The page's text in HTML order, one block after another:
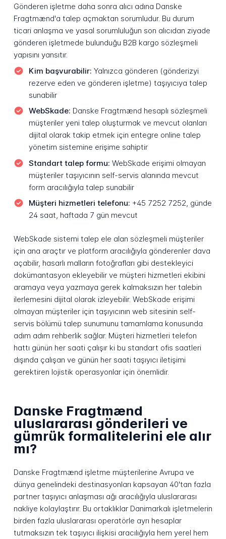
Gönderen işletme daha sonra alıcı adına Danske
Fragtmænd'a talep açmaktan sorumludur. Bu durum
ticari anlaşma ve yasal sorumluluğun son alıcıdan ziyade
gönderen işletmede bulunduğu B2B kargo sözleşmeli
yapısını yansıtır.
Kim başvurabilir: Yalnızca gönderen (gönderizyi
rezerve eden ve gönderen işletme) taşıyıcıya talep
sunabilir
WebSkade: Danske Fragtmænd hesaplı sözleşmeli
müşteriler yeni talep oluşturmak ve mevcut olanları
dijital olarak takip etmek için entegre online talep
yönetim sistemine erişime sahiptir
Standart talep formu: WebSkade erişimi olmayan
müşteriler taşıyıcının self-servis alanında mevcut
form aracılığıyla talep sunabilir
Müşteri hizmetleri telefonu: +45 7252 7252, günde
24 saat, haftada 7 gün mevcut
WebSkade sistemi talep ele alan sözleşmeli müşteriler
için ana araçtır ve platform aracılığıyla gönderenler dava
açabilir, hasarlı malların fotoğrafları gibi destekleyici
dokümantasyon ekleyebilir ve müşteri hizmetleri ekibini
aramaya veya yazmaya gerek kalmaksızın her talebin
ilerlemesini dijital olarak izleyebilir. WebSkade erişimi
olmayan müşteriler için taşıyıcının web sitesinin self-
servis bölümü talep sunumunu tamamlama konusunda
adım adım rehberlik sağlar. Müşteri hizmetleri telefon
hattı günün her saati çalışır ki bu standart ofis saatleri
dışında çalışan ve günün her saati taşıyıcı iletişimi
gerektiren lojistik operasyonlar için önemlidir.
Danske Fragtmænd
uluslararası gönderileri ve
gümrük formalitelerini ele alır
mı?
Danske Fragtmænd işletme müşterilerine Avrupa ve
dünya genelindeki destinasyonları kapsayan 40'tan fazla
partner taşıyıcı anlaşması ağı aracılığıyla uluslararası
nakliye kolaylaştırır. Bu ortaklıklar Danimarkalı işletmelerin
birden fazla uluslararası operatörle ayrı hesaplar
tutmaksızın tek taşıyıcı ilişkisi aracılığıyla hem yerel hem